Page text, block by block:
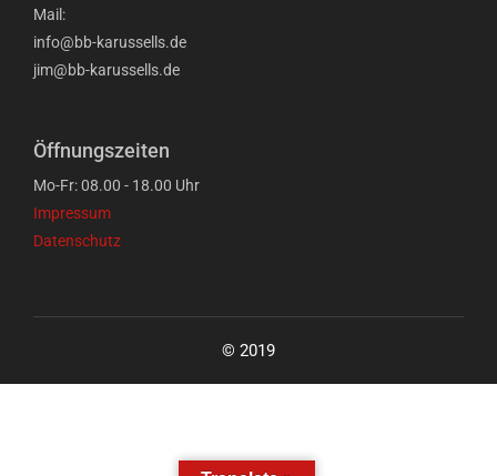
Mail:
info@bb-karussells.de
jim@bb-karussells.de
Öffnungszeiten
Mo-Fr: 08.00 - 18.00 Uhr
Impressum
Datenschutz
© 2019